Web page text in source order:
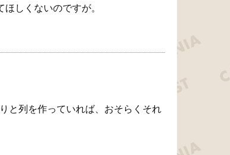
しくないのですが。
と列を作っていれば、おそらくそれ